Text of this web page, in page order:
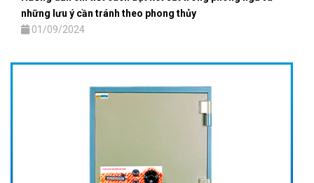
những lưu ý cần tránh theo phong thủy
01/09/2024